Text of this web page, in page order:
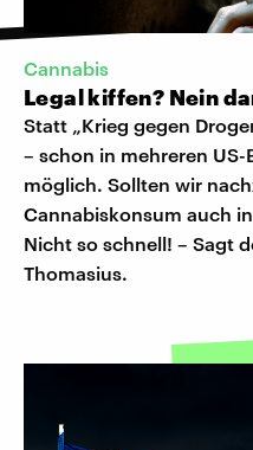
Cannabis
Legal kiffen? Nein
Statt „Krieg gegen
– schon in mehreren
möglich. Sollten wir
Cannabiskonsum auch
Nicht so schnell! – Sagt
Thomasius.